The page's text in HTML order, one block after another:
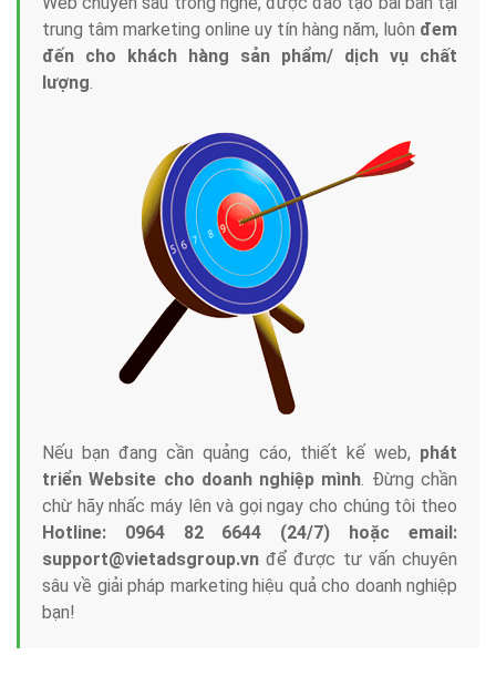
trung tâm marketing online uy tín hàng năm, luôn đem
đến cho khách hàng sản phẩm/ dịch vụ chất
lượng.
Nếu bạn đang cần quảng cáo, thiết kế web, phát
triển Website cho doanh nghiệp mình. Đừng chần
chừ hãy nhấc máy lên và gọi ngay cho chúng tôi theo
Hotline: 0964 82 6644 (24/7) hoặc email:
support@vietadsgroup.vn để được tư vấn chuyên
sâu về giải pháp marketing hiệu quả cho doanh nghiệp
bạn!